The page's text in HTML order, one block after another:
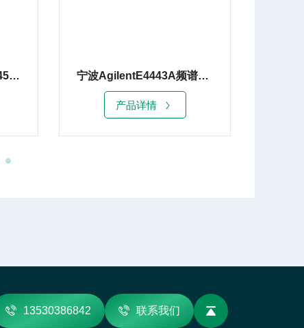
珠海Agilent安捷伦E4445A频谱分析仪13G 宁波AgilentE4443A频谱分析仪7G租赁销售
产品详情
13530386842 联系我们